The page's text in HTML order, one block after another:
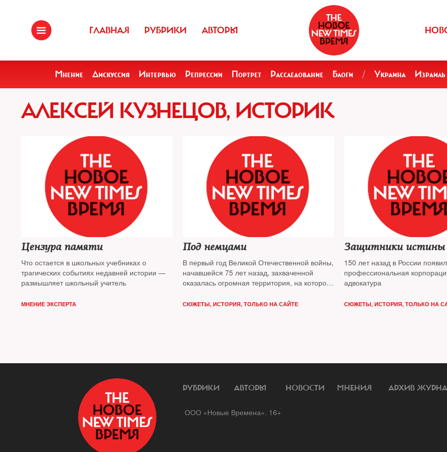
ГЛАВНАЯ РУБРИКИ АВТОРЫ
Мнение Дискуссия Интервью Репрессии Портрет Расследование Блоги / Украина Израиль
АЛЕКСЕЙ КУЗНЕЦОВ, ИСТОРИК
Цензура памяти
Что остается в школьных учебниках о
трагических событиях недавней истории —
размышляет школьный учитель
МНЕНИЕ ЭКСПЕРТА
Под немцами
В первый год Великой Отечественной войны,
начавшейся 75 лет назад, захваченной
оказалась огромная территория, на которой
граждан. Чем была для людей жизнь в
СЮЖЕТЫ, ИСТОРИЯ, ТОЛЬКО НА САЙТЕ
Защитники истины
150 лет назад в России
профессиональная
адвокатура
СЮЖЕТЫ, ИСТОРИЯ, ТОЛЬКО НА
РУБРИКИ АВТОРЫ НОВОСТИ МНЕНИЯ АРХИВ
ООО «Новые Времена». 16+